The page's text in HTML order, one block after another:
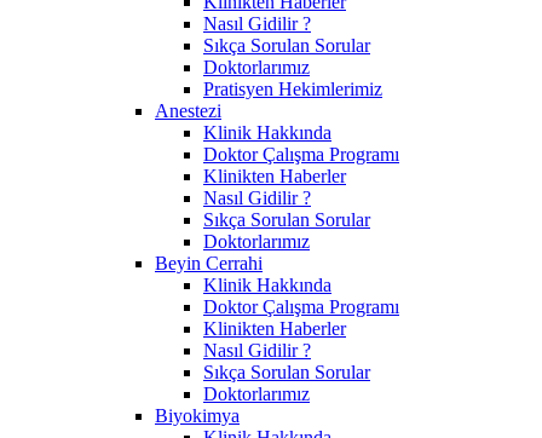
Nasıl Gidilir ?
Sıkça Sorulan Sorular
Doktorlarımız
Pratisyen Hekimlerimiz
Anestezi
Klinik Hakkında
Doktor Çalışma Programı
Klinikten Haberler
Nasıl Gidilir ?
Sıkça Sorulan Sorular
Doktorlarımız
Beyin Cerrahi
Klinik Hakkında
Doktor Çalışma Programı
Klinikten Haberler
Nasıl Gidilir ?
Sıkça Sorulan Sorular
Doktorlarımız
Biyokimya